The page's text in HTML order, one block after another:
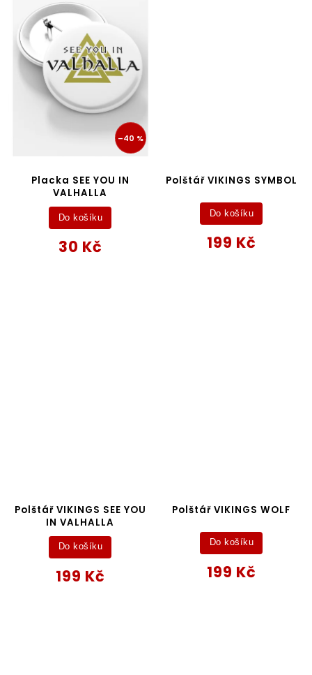
–40 %
Placka SEE YOU IN
VALHALLA
30 Kč
Do košíku
Polštář VIKINGS SYMBOL
199 Kč
Do košíku
Polštář VIKINGS SEE YOU
IN VALHALLA
199 Kč
Do košíku
Polštář VIKINGS WOLF
199 Kč
Do košíku